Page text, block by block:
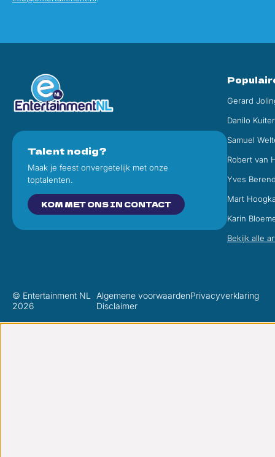
Talent nodig?
Maak je feest onvergetelijk met onze
toptalenten.
KOM MET ONS IN CONTACT
Gerard
Danilo
Samuel
Robert van
Yves
Mart
Karin
Bekijk alle
© Entertainment NL
2026
Algemene voorwaardenPrivacyverklaring
Disclaimer